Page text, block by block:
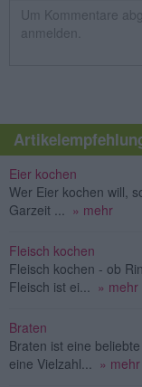
Eier kochen
Wer Eier kochen will,
Garzeit ...
» mehr
Fleisch kochen
Fleisch kochen - ob
Fleisch ist ei...
» mehr
Braten
Braten ist eine
eine Vielzahl...
» mehr